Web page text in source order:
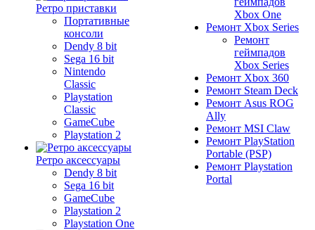
Ретро приставки
Портативные
консоли
Dendy 8 bit
Sega 16 bit
Nintendo
Classic
Playstation
Classic
GameCube
Playstation 2
Ретро аксессуары
Dendy 8 bit
Sega 16 bit
GameCube
Playstation 2
Playstation One
Xbox One
Ремонт Xbox Series
Ремонт
геймпадов
Xbox Series
Ремонт Xbox 360
Ремонт Steam Deck
Ремонт Asus ROG
Ally
Ремонт MSI Claw
Ремонт PlayStation
Portable (PSP)
Ремонт Playstation
Portal